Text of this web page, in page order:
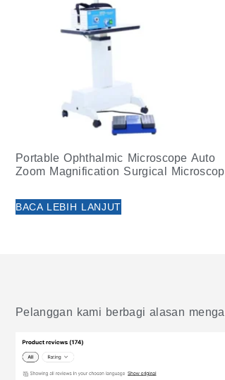
Portable Ophthalmic Microscope Auto
Zoom Magnification Surgical
BACA LEBIH LANJUT
Pelanggan kami berbagi alasan